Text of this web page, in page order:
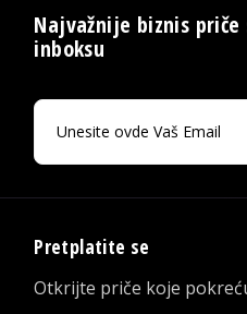
Najvažnije biznis priče
inboksu
Pretplatite se
Otkrijte priče koje